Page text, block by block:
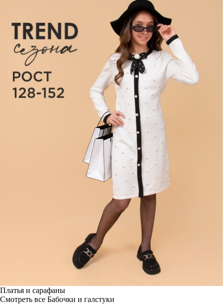
Платья и сарафаны
Смотреть все Бабочки и галстуки